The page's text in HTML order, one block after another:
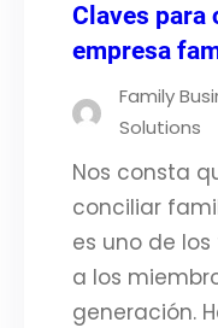
Claves para
empresa
Family
Solutions
Nos consta
conciliar
es uno de
a los
generación.